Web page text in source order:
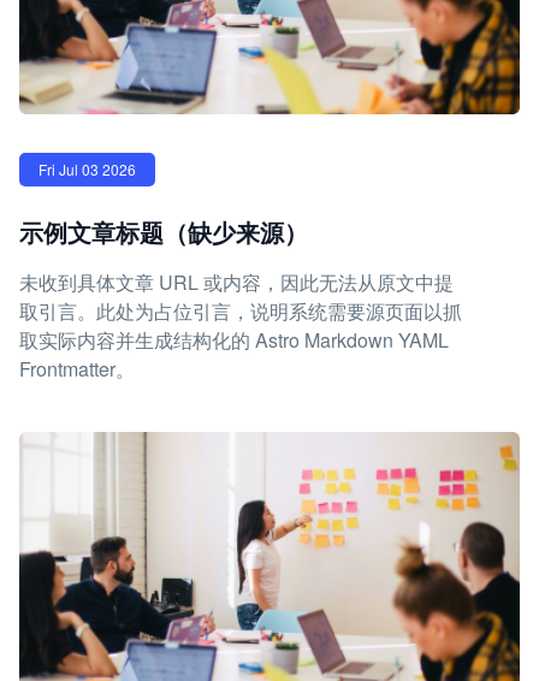
Fri Jul 03 2026
示例文章标题（缺少来源）
未收到具体文章 URL 或内容，因此无法从原文中提
取引言。此处为占位引言，说明系统需要源页面以抓
取实际内容并生成结构化的 Astro Markdown YAML
Frontmatter。